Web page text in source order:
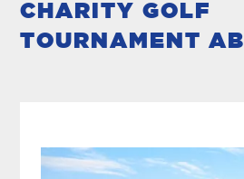
CHARITY GOLF
TOURNAMENT AB